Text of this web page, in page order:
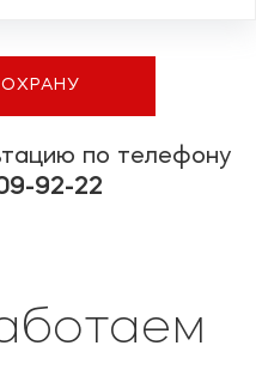
по телефону
92-22